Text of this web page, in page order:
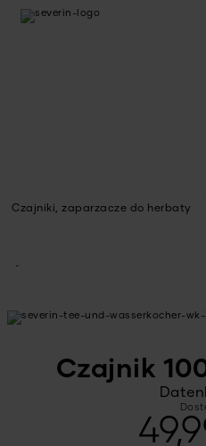
Czajniki, zaparzacze do herbaty
Czajnik